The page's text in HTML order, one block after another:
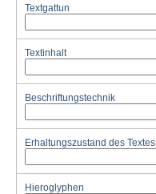
Textgattun
Textinhalt
Beschriftungstechnik
Erhaltungszustand des Textes
Hieroglyphen